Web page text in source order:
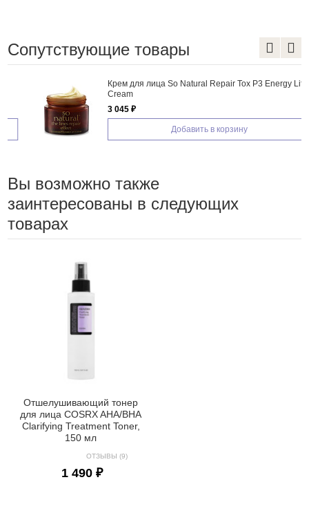
Сопутствующие товары
Крем для лица So Natural Repair Tox P3 Energy Lift
Cream
3 045 ₽
Добавить в корзину
Вы возможно также
заинтересованы в следующих
товарах
Отшелушивающий тонер
для лица COSRX AHA/BHA
Clarifying Treatment Toner,
150 мл
ОТЗЫВЫ (9)
1 490 ₽